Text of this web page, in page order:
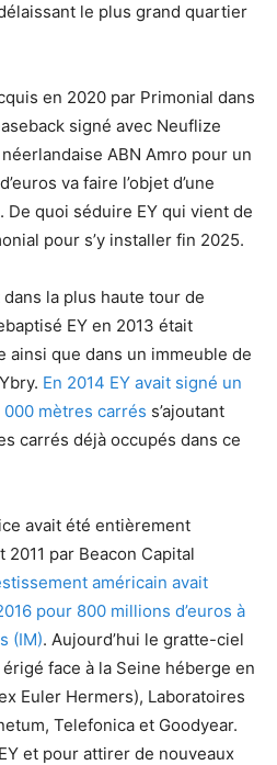
le plus grand quartier
en 2020 par Primonial dans
signé avec Neuflize
ABN Amro pour un
va faire l’objet d’une
quoi séduire EY qui vient de
pour s’y installer fin 2025.
la plus haute tour de
EY en 2013 était
ainsi que dans un immeuble de
En 2014 EY avait signé un
mètres carrés s’ajoutant
carrés déjà occupés dans ce
avait été entièrement
par Beacon Capital
américain avait
pour 800 millions d’euros à
(IM). Aujourd’hui le gratte-ciel
face à la Seine héberge en
Euler Hermers), Laboratoires
Telefonica et Goodyear.
et pour attirer de nouveaux